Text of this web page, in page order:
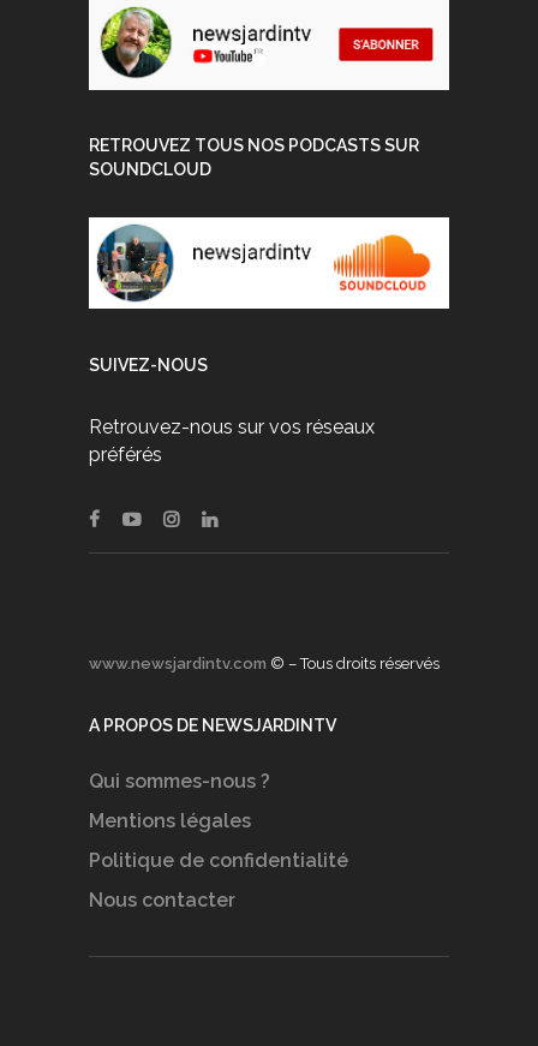
RETROUVEZ TOUS NOS PODCASTS SUR
SOUNDCLOUD
SUIVEZ-NOUS
Retrouvez-nous sur vos réseaux
préférés
www.newsjardintv.com © – Tous droits réservés
A PROPOS DE NEWSJARDINTV
Qui sommes-nous ?
Mentions légales
Politique de confidentialité
Nous contacter